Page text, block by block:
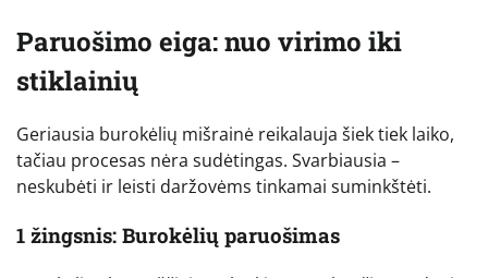
Paruošimo eiga: nuo virimo iki
stiklainių
Geriausia burokėlių mišrainė reikalauja šiek tiek laiko,
tačiau procesas nėra sudėtingas. Svarbiausia –
neskubėti ir leisti daržovėms tinkamai suminkštėti.
1 žingsnis: Burokėlių paruošimas